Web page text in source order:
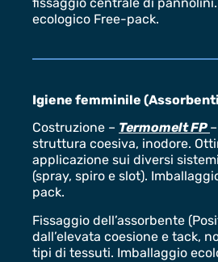
ecologico Free-pack.
Igiene femminile
Costruzione – Termomelt FP
struttura coesiva, inodore.
applicazione sui diversi
(spray, spiro e slot).
pack.
Fissaggio dell’assorbente
dall’elevata coesione e tack,
tipi di tessuti. Imballaggio